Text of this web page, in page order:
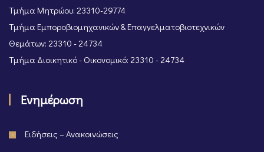
Τμήμα Μητρώου: 23310-29774
Τμήμα Εμποροβιομηχανικών & Επαγγελματοβιοτεχνικών
Θεμάτων: 23310 - 24734
Τμήμα Διοικητικό - Οικονομικό: 23310 - 24734
Ενημέρωση
Ειδήσεις – Ανακοινώσεις